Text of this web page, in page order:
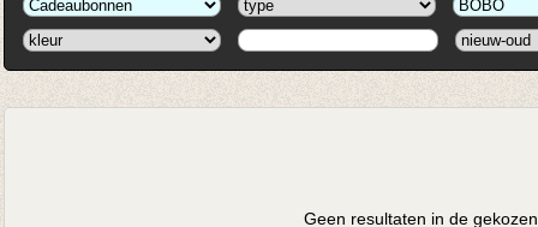
Geen resultaten in de